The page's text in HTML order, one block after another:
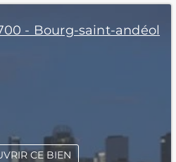
- Bourg-saint-andéol
CE BIEN